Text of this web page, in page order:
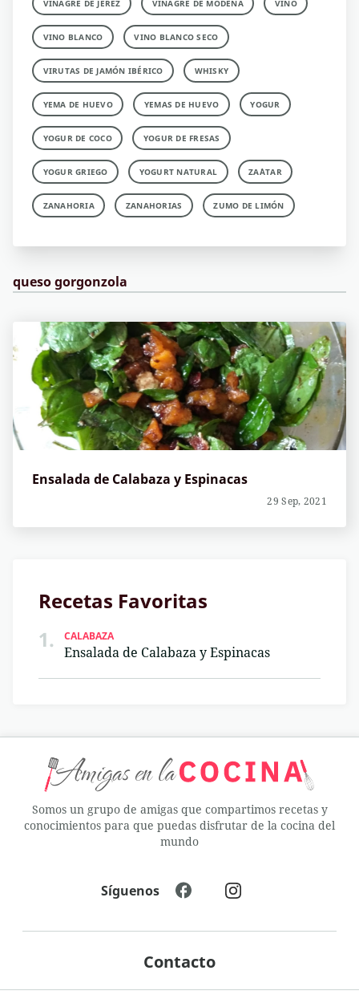
VINAGRE DE JEREZ VINAGRE DE MÓDENA VINO
VINO BLANCO VINO BLANCO SECO
VIRUTAS DE JAMÓN IBÉRICO WHISKY
YEMA DE HUEVO YEMAS DE HUEVO YOGUR
YOGUR DE COCO YOGUR DE FRESAS
YOGUR GRIEGO YOGURT NATURAL ZA´ATAR
ZANAHORIA ZANAHORIAS ZUMO DE LIMÓN
queso gorgonzola
Ensalada de Calabaza y Espinacas
29 Sep, 2021
Recetas Favoritas
1.
CALABAZA
Ensalada de Calabaza y Espinacas
Somos un grupo de amigas que compartimos recetas y
conocimientos para que puedas disfrutar de la cocina del
mundo
Contacto
Síguenos